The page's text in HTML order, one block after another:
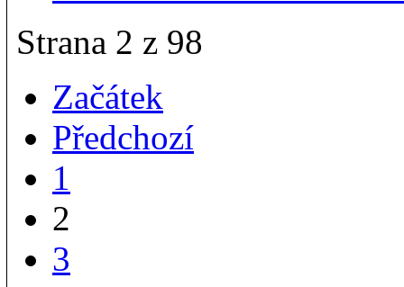
Strana 2 z 98
Začátek
Předchozí
1
2
3